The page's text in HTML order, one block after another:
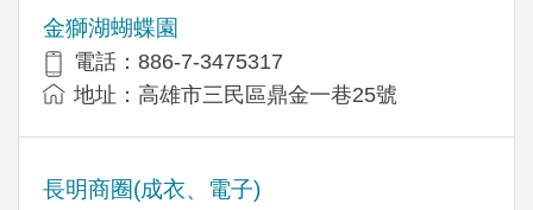
金獅湖蝴蝶園
電話：886-7-3475317
地址：高雄市三民區鼎金一巷25號
長明商圈(成衣、電子)